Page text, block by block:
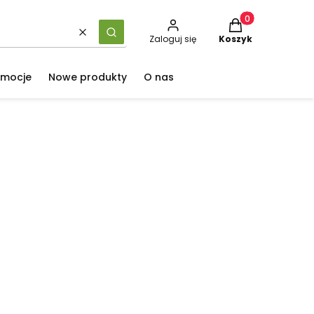
WyczyśćSzukaj Zaloguj się
Produkty w
Koszyk
Nowe produkty O nas